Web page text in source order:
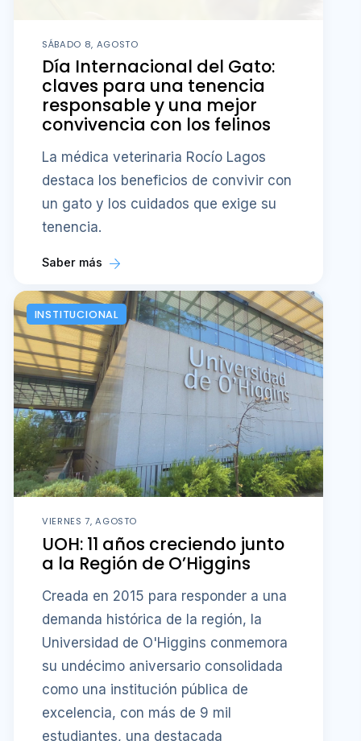
SÁBADO 8, AGOSTO
Día Internacional del Gato:
claves para una tenencia
responsable y una mejor
convivencia con los felinos
La médica veterinaria Rocío Lagos
destaca los beneficios de convivir con
un gato y los cuidados que exige su
tenencia.
Saber más
INSTITUCIONAL
VIERNES 7, AGOSTO
UOH: 11 años creciendo junto
a la Región de O’Higgins
Creada en 2015 para responder a una
demanda histórica de la región, la
Universidad de O'Higgins conmemora
su undécimo aniversario consolidada
como una institución pública de
excelencia, con más de 9 mil
estudiantes, una destacada